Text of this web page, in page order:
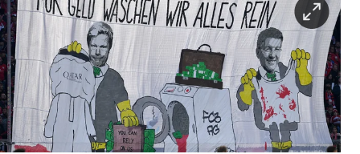
berlin
nord
wahrheit
verlag